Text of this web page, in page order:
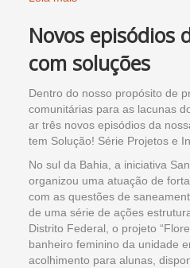
Novos episódios
com soluções
Dentro do nosso propósito de
comunitárias para as lacunas
ar três novos episódios da
tem Solução! Série Projetos e
No sul da Bahia, a iniciativa
organizou uma atuação de
com as questões de
de uma série de ações
Distrito Federal, o projeto
banheiro feminino da unidade
acolhimento para alunas,